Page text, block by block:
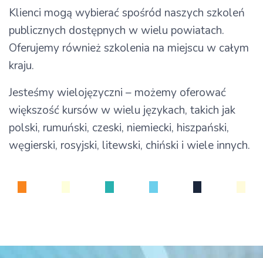
Klienci mogą wybierać spośród naszych szkoleń
publicznych dostępnych w wielu powiatach.
Oferujemy również szkolenia na miejscu w całym
kraju.
Jesteśmy wielojęzyczni – możemy oferować
większość kursów w wielu językach, takich jak
polski, rumuński, czeski, niemiecki, hiszpański,
węgierski, rosyjski, litewski, chiński i wiele innych.